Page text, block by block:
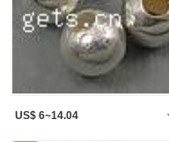
US$ 6~14.04